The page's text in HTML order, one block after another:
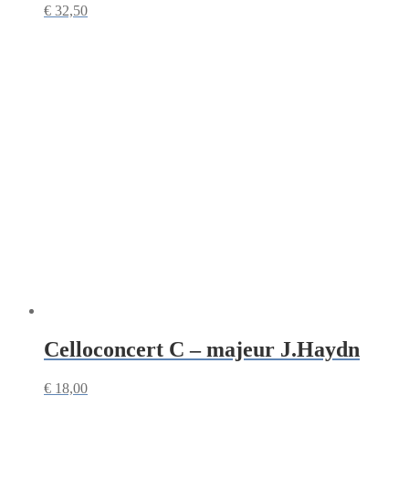
€ 32,50
Celloconcert C – majeur J.Haydn
€ 18,00